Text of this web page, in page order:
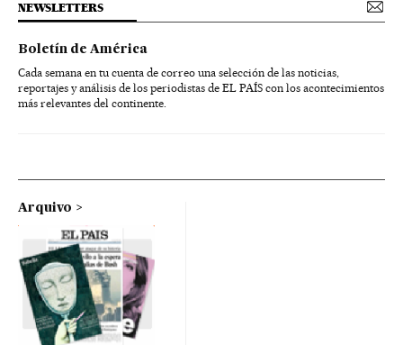
NEWSLETTERS
Boletín de América
Cada semana en tu cuenta de correo una selección de las noticias,
reportajes y análisis de los periodistas de EL PAÍS con los acontecimientos
más relevantes del continente.
Arquivo